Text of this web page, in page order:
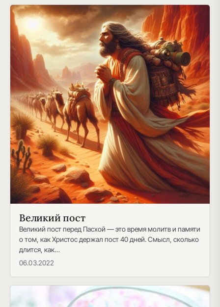
Великий пост
Великий пост перед Пасхой — это время молитв и памяти
о том, как Христос держал пост 40 дней. Смысл, сколько
длится, как…
06.03.2022